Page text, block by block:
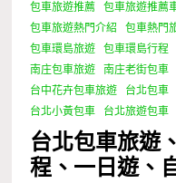
包車旅遊推薦
包車旅遊推薦
包車旅遊熱門介紹
包車熱門
包車環島旅遊
包車環島行程
南庄包車旅遊
南庄老街包車
台中花卉包車旅遊
台北包車
台北小黃包車
台北旅遊包車
台北包車旅遊
程、一日遊、